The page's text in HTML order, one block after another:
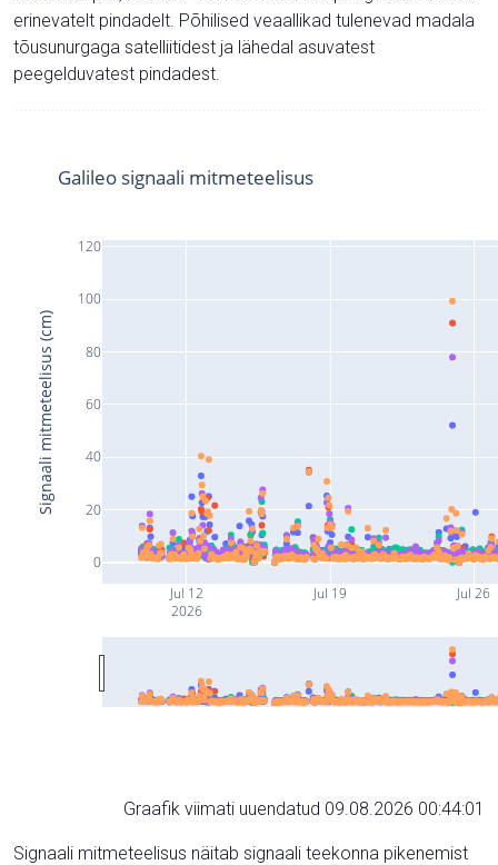
erinevatelt pindadelt. Põhilised veaallikad tulenevad madala
tõusunurgaga satelliitidest ja lähedal asuvatest
peegelduvatest pindadest.
Jul 12
2026
Jul 19 Jul 26
0
20
40
60
80
100
120
Galileo signaali mitmeteelisus
Signaali mitmeteelisus (cm)
Graafik viimati uuendatud 09.08.2026 00:44:01
Signaali mitmeteelisus näitab signaali teekonna pikenemist